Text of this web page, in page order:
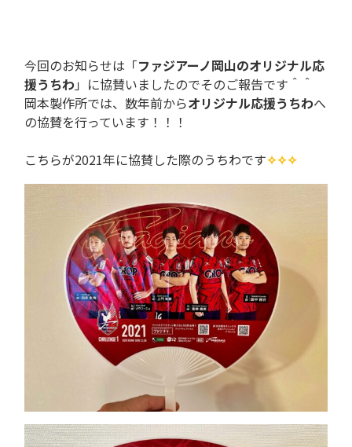
今回のお知らせは「ファジアーノ岡山のオリジナル応
援うちわ」に協賛いましたのでそのご報告です＾＾
岡本製作所では、数年前からオリジナル応援うちわへ
の協賛を行っています！！！
こちらが2021年に協賛した際のうちわです✧✧✧